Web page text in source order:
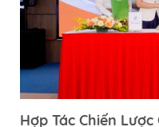
Hợp Tác Chiến